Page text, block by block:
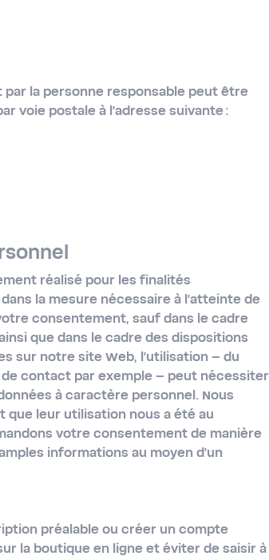
la personne responsable peut être
voie postale à l’adresse suivante :
réalisé pour les finalités
la mesure nécessaire à l'atteinte de
consentement, sauf dans le cadre
que dans le cadre des dispositions
sur notre site Web, l'utilisation – du
contact par exemple – peut nécessiter
à caractère personnel. Nous
que leur utilisation nous a été au
votre consentement de manière
informations au moyen d'un
préalable ou créer un compte
la boutique en ligne et éviter de saisir à